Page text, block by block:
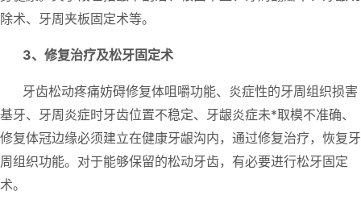
除术、牙周夹板固定术等。
3、修复治疗及松牙固定术
牙齿松动疼痛妨碍修复体咀嚼功能、炎症性的牙周组织损害
基牙、牙周炎症时牙齿位置不稳定、牙龈炎症未*取模不准确、
修复体冠边缘必须建立在健康牙龈沟内，通过修复治疗，恢复牙
周组织功能。对于能够保留的松动牙齿，有必要进行松牙固定
术。